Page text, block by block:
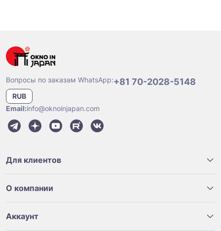
Вопросы по заказам WhatsApp:+81 70-2028-5148
RUB
Email:info@oknoinjapan.com
Для клиентов
О компании
Аккаунт